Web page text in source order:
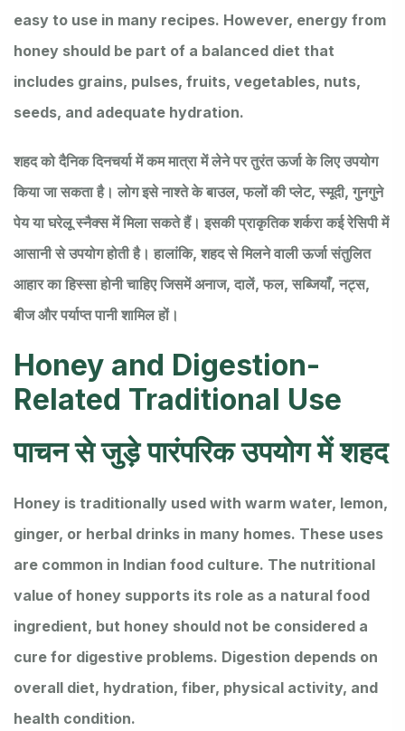
easy to use in many recipes. However, energy from
honey should be part of a balanced diet that
includes grains, pulses, fruits, vegetables, nuts,
seeds, and adequate hydration.
शहद को दैनिक दिनचर्या में कम मात्रा में लेने पर तुरंत ऊर्जा के लिए उपयोग
किया जा सकता है। लोग इसे नाश्ते के बाउल, फलों की प्लेट, स्मूदी, गुनगुने
पेय या घरेलू स्नैक्स में मिला सकते हैं। इसकी प्राकृतिक शर्करा कई रेसिपी में
आसानी से उपयोग होती है। हालांकि, शहद से मिलने वाली ऊर्जा संतुलित
आहार का हिस्सा होनी चाहिए जिसमें अनाज, दालें, फल, सब्जियाँ, नट्स,
बीज और पर्याप्त पानी शामिल हों।
Honey and Digestion-
Related Traditional Use
पाचन से जुड़े पारंपरिक उपयोग में शहद
Honey is traditionally used with warm water, lemon,
ginger, or herbal drinks in many homes. These uses
are common in Indian food culture. The nutritional
value of honey supports its role as a natural food
ingredient, but honey should not be considered a
cure for digestive problems. Digestion depends on
overall diet, hydration, fiber, physical activity, and
health condition.